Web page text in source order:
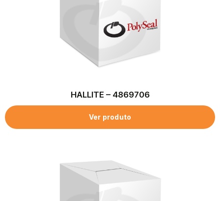
HALLITE – 4869706
Ver produto